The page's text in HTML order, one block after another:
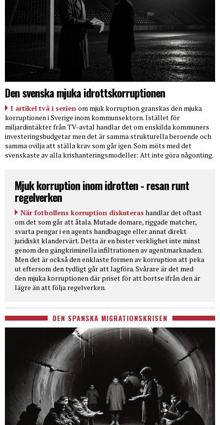
Den svenska mjuka idrottskorruptionen
I artikel två i serien om mjuk korruption granskas den mjuka
korruptionen i Sverige inom kommunsektorn. Istället för
miljardintäkter från TV-avtal handlar det om enskilda kommuners
investeringsbudgetar men det är samma strukturella beroende och
samma ovilja att ställa krav som går igen. Som möts med det
svenskaste av alla krishanteringsmodeller: Att inte göra någonting.
Mjuk korruption inom idrotten - resan runt
regelverken
När fotbollens korruption diskuteras handlar det oftast
om det som går att åtala. Mutade domare, riggade matcher,
svarta pengar i en agents handbagage eller annat direkt
juridiskt klandervärt. Detta är en bister verklighet inte minst
genom den gängkriminella infiltrationen av agentmarknaden.
Men det är också den enklaste formen av korruption att peka
ut eftersom den tydligt går att lagföra. Svårare är det med
den mjuka korruptionen där priset för att bortse ifrån den är
lägre än att följa regelverken.
DEN SPANSKA MIGRATIONSKRISEN